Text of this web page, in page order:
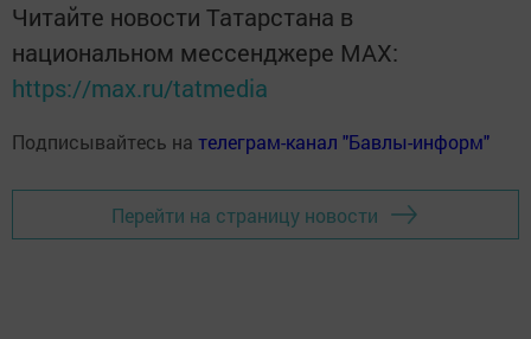
Читайте новости Татарстана в
национальном мессенджере MАХ:
https://max.ru/tatmedia
Подписывайтесь на телеграм-канал "Бавлы-информ"
Перейти на страницу новости